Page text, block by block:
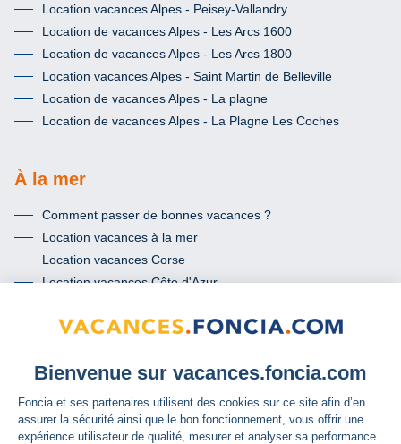
Location vacances Alpes - Peisey-Vallandry
Location de vacances Alpes - Les Arcs 1600
Location de vacances Alpes - Les Arcs 1800
Location vacances Alpes - Saint Martin de Belleville
Location de vacances Alpes - La plagne
Location de vacances Alpes - La Plagne Les Coches
À la mer
Comment passer de bonnes vacances ?
Location vacances à la mer
Location vacances Corse
Location vacances Côte d'Azur
Location vacances Pays de la Loire / Vendée
En station thermale